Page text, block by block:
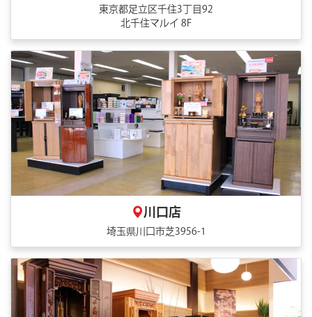
東京都足立区千住3丁目92
北千住マルイ 8F
川口店
埼玉県川口市芝3956-1